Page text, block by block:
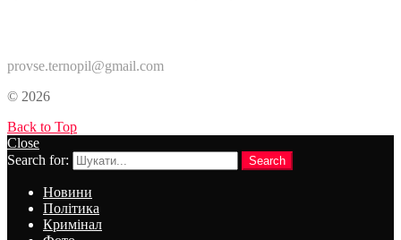
provse.ternopil@gmail.com
© 2026
Back to Top
Close
Search for:
Search
Новини
Політика
Кримінал